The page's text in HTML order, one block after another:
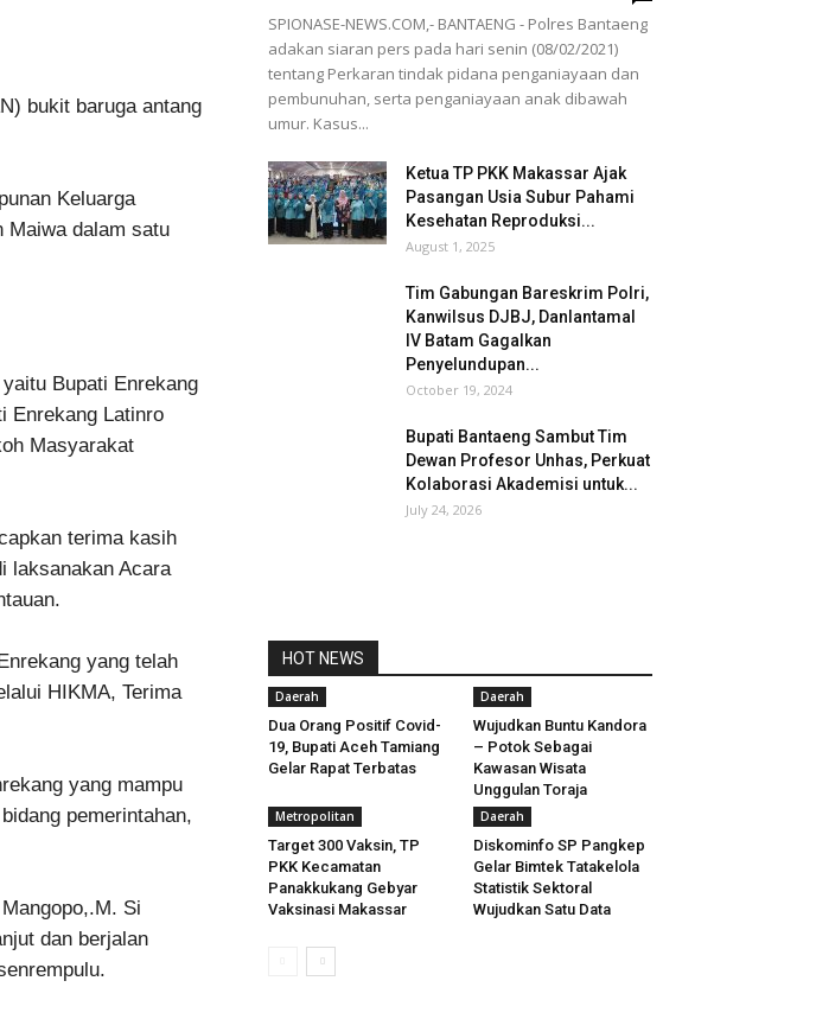
bukit baruga antang
Keluarga
Maiwa dalam satu
Bupati Enrekang
Enrekang Latinro
Masyarakat
terima kasih
laksanakan Acara
yang telah
HIKMA, Terima
yang mampu
pemerintahan,
Si
dan berjalan
SPIONASE-NEWS.COM,- BANTAENG - Polres Bantaeng
adakan siaran pers pada hari senin (08/02/2021)
tentang Perkaran tindak pidana penganiayaan dan
pembunuhan, serta penganiayaan anak dibawah
umur. Kasus...
Ketua TP PKK Makassar Ajak
Pasangan Usia Subur Pahami
Kesehatan Reproduksi...
August 1, 2025
Tim Gabungan Bareskrim Polri,
Kanwilsus DJBJ, Danlantamal
IV Batam Gagalkan
Penyelundupan...
October 19, 2024
Bupati Bantaeng Sambut Tim
Dewan Profesor Unhas, Perkuat
Kolaborasi Akademisi untuk...
July 24, 2026
HOT NEWS
Daerah
Dua Orang Positif Covid-
19, Bupati Aceh Tamiang
Gelar Rapat Terbatas
Daerah
Wujudkan Buntu Kandora
– Potok Sebagai
Kawasan Wisata
Unggulan Toraja
Metropolitan
Target 300 Vaksin, TP
PKK Kecamatan
Panakkukang Gebyar
Vaksinasi Makassar
Daerah
Diskominfo SP Pangkep
Gelar Bimtek Tatakelola
Statistik Sektoral
Wujudkan Satu Data